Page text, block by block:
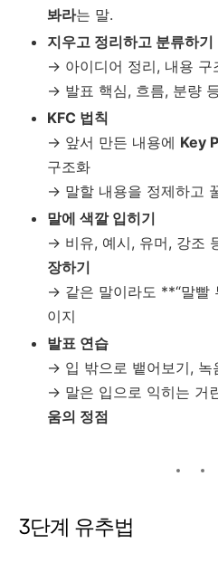
봐라는 말.
지우고 정리하고 분류하기
→ 아이디어 정리, 내용 구
→ 발표 핵심, 흐름, 분량
KFC 법칙
→ 앞서 만든 내용에 Key
구조화
→ 말할 내용을 정제하고
말에 색깔 입히기
→ 비유, 예시, 유머, 강조
장하기
→ 같은 말이라도 **“말빨
이지
발표 연습
→ 입 밖으로 뱉어보기, 녹
→ 말은 입으로 익히는 거
움의 정점
3단계 유추법